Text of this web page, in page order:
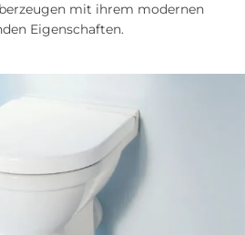
mit ihrem modernen
Eigenschaften.